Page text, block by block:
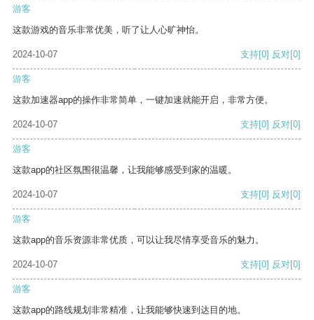
游客
这款游戏的音乐非常优美，听了让人心旷神怡。
2024-10-07 支持[0] 反对[0]
游客
这款加速器app的操作非常简单，一键加速就能开启，非常方便。
2024-10-07 支持[0] 反对[0]
游客
这款app的社区氛围很温馨，让我能够感受到家的温暖。
2024-10-07 支持[0] 反对[0]
游客
这款app的音乐资源非常优质，可以让我尽情享受音乐的魅力。
2024-10-07 支持[0] 反对[0]
游客
这款app的路线规划非常精准，让我能够快速到达目的地。